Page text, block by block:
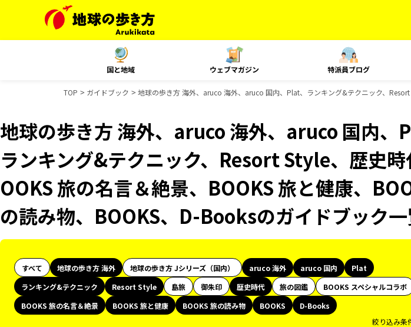
国と地域 ウェブマガジン 特派員ブログ
TOP ガイドブック 地球の歩き方 海外、aruco 海外、aruco 国内、Plat、ランキング&テクニック、
地球の歩き方 海外、aruco 海外、aruco 国内、
ランキング&テクニック、Resort Style、歴史
OOKS 旅の名言＆絶景、BOOKS 旅と健康、
の読み物、BOOKS、D-Booksのガイドブック
すべて 地球の歩き方 海外 地球の歩き方 Jシリーズ（国内） aruco 海外 aruco 国内
Plat
ランキング&テクニック
Resort Style 島旅 御朱印 歴史時代 旅の図鑑
BOOKS スペシャルコラボ
BOOKS 旅の名言＆絶景
BOOKS 旅と健康 BOOKS 旅の読み物 BOOKS
D-Books
絞り込み条